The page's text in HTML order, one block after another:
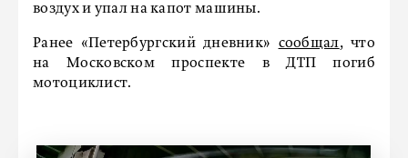
воздух и упал на капот машины.
Ранее «Петербургский дневник» сообщал, что
на Московском проспекте в ДТП погиб
мотоциклист.